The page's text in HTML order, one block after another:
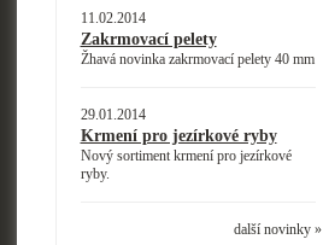
11.02.2014
Zakrmovací pelety
Žhavá novinka zakrmovací pelety 40 mm
29.01.2014
Krmení pro jezírkové ryby
Nový sortiment krmení pro jezírkové
ryby.
další novinky »